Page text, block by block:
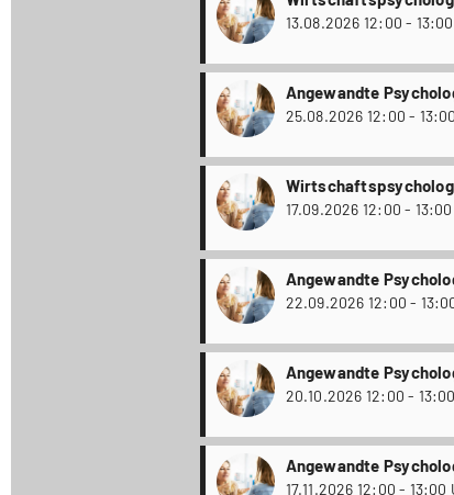
Angewandte
Angewandte
Angewandte
Angewandte